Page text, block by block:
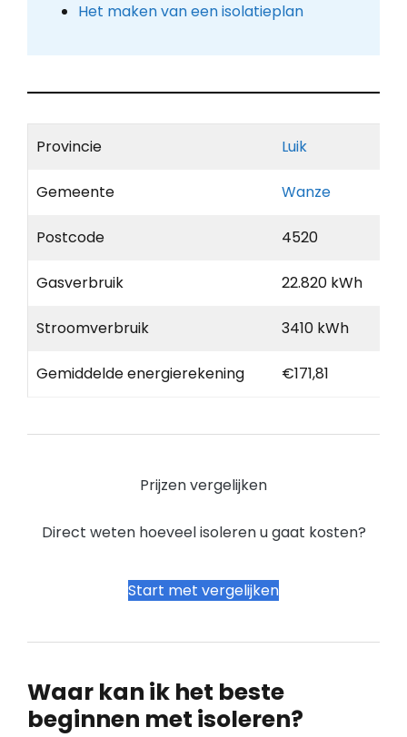
Het maken van een isolatieplan
Provincie Luik
Gemeente Wanze
Postcode 4520
Gasverbruik 22.820 kWh
Stroomverbruik 3410 kWh
Gemiddelde energierekening €171,81
Prijzen vergelijken
Direct weten hoeveel isoleren u gaat kosten?
Start met vergelijken
Waar kan ik het beste
beginnen met isoleren?